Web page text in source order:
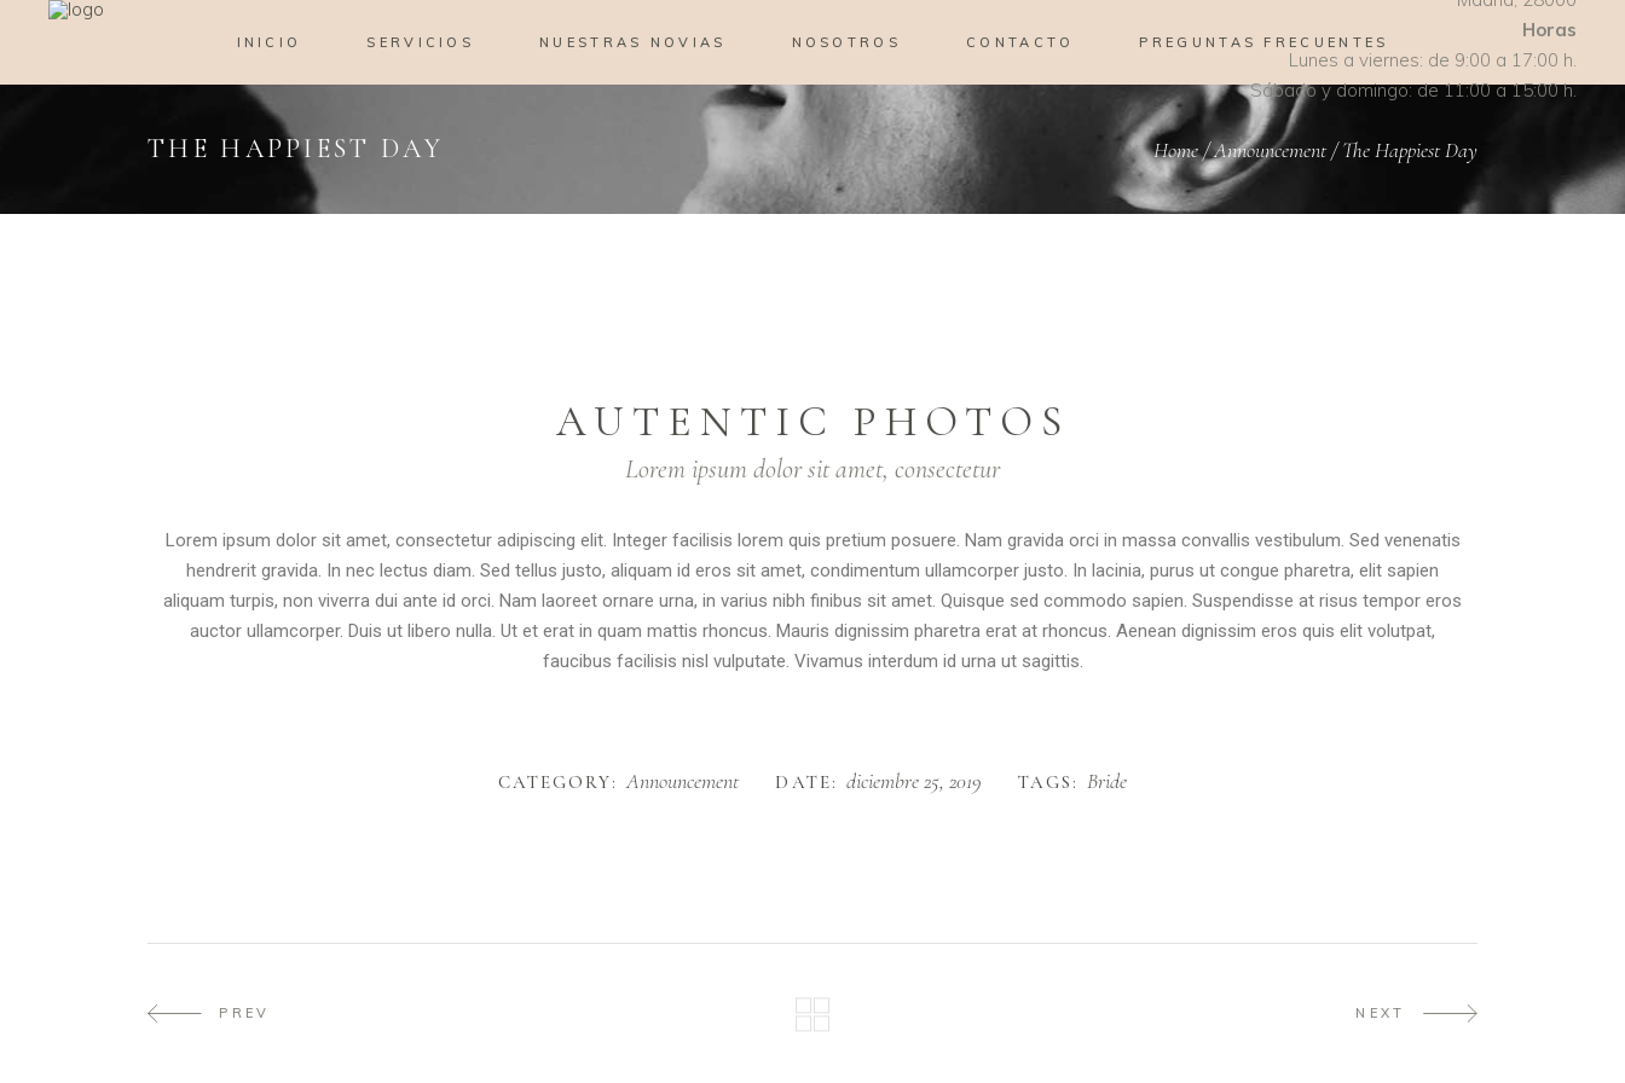
INICIO SERVICIOS NUESTRAS NOVIAS NOSOTROS CONTACTO PREGUNTAS FRECUENTES
Horas
Lunes a viernes: de 9:00 a 17:00 h.
Sábado y domingo: de 11:00 a 15:00 h.
THE HAPPIEST DAY Home/Announcement/The Happiest Day
AUTENTIC PHOTOS
Lorem ipsum dolor sit amet, consectetur
Lorem ipsum dolor sit amet, consectetur adipiscing elit. Integer facilisis lorem quis pretium posuere. Nam gravida orci in massa convallis vestibulum. Sed venenatis
hendrerit gravida. In nec lectus diam. Sed tellus justo, aliquam id eros sit amet, condimentum ullamcorper justo. In lacinia, purus ut congue pharetra, elit sapien
aliquam turpis, non viverra dui ante id orci. Nam laoreet ornare urna, in varius nibh finibus sit amet. Quisque sed commodo sapien. Suspendisse at risus tempor eros
auctor ullamcorper. Duis ut libero nulla. Ut et erat in quam mattis rhoncus. Mauris dignissim pharetra erat at rhoncus. Aenean dignissim eros quis elit volutpat,
faucibus facilisis nisl vulputate. Vivamus interdum id urna ut sagittis.
CATEGORY: Announcement DATE: diciembre 25, 2019 TAGS: Bride
PREV NEXT